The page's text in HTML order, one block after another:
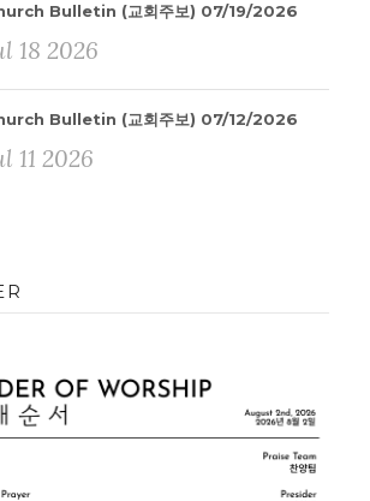
Bulletin (교회주보) 07/19/2026
18 2026
Bulletin (교회주보) 07/12/2026
11 2026